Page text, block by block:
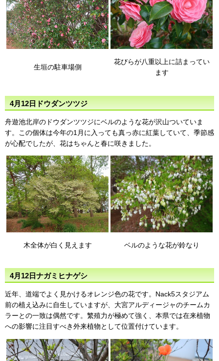
生垣の駐車場側
花びらが八重以上に詰まってい
ます
4月12日ドウダンツツジ
舟遊池北岸のドウダンツツジにベルのような花が沢山ついていま
す。この個体は今年の1月に入っても真っ赤に紅葉していて、季節感
が心配でしたが、花はちゃんと春に咲きました。
木全体が白く見えます ベルのような花が鈴なり
4月12日ナガミヒナゲシ
近年、道端でよく見かけるオレンジ色の花です。Nack5スタジアム
前の植え込みに自生していますが、大宮アルディージャのチームカ
ラーとの一致は偶然です。繁殖力が極めて強く、本県では在来植物
への影響に注目すべき外来植物として位置付けています。